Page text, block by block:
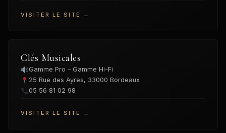
VISITER LE SITE →
Clés Musicales
Gamme Pro – Gamme Hi-Fi
25 Rue des Ayres, 33000 Bordeaux
05 56 81 02 98
VISITER LE SITE →